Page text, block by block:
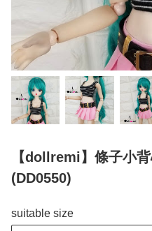
【dollremi】條子小
(DD0550)
suitable size